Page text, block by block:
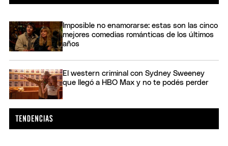
Imposible no enamorarse: estas son las cinco
mejores comedias románticas de los últimos
años
El western criminal con Sydney Sweeney
que llegó a HBO Max y no te podés perder